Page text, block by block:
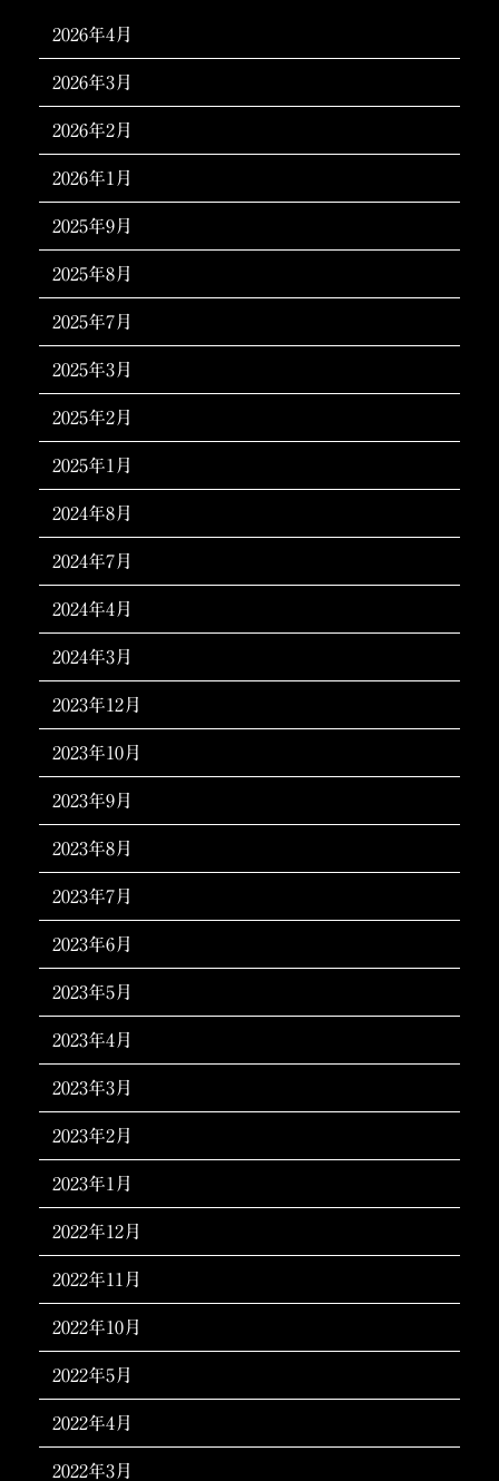
2026年4月
2026年3月
2026年2月
2026年1月
2025年9月
2025年8月
2025年7月
2025年3月
2025年2月
2025年1月
2024年8月
2024年7月
2024年4月
2024年3月
2023年12月
2023年10月
2023年9月
2023年8月
2023年7月
2023年6月
2023年5月
2023年4月
2023年3月
2023年2月
2023年1月
2022年12月
2022年11月
2022年10月
2022年5月
2022年4月
2022年3月